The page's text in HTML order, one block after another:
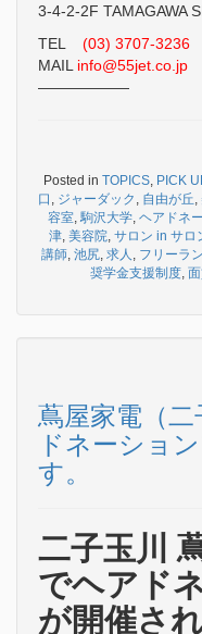
3-4-2-2F TAMAGAWA
TEL (03) 3707-3236
MAIL info@55jet.co.jp
——————
Posted in TOPICS, PICK
口 , ジャーダック , 自由が丘,
容室,駒沢大学, ヘアドネ
津, 美容院, サロン in サロ
講師, 池尻, 求人 , フリーラ
奨学金支援制度,
蔦屋家電（
ドネーショ
す。
二子玉川
でヘアド
が開催され